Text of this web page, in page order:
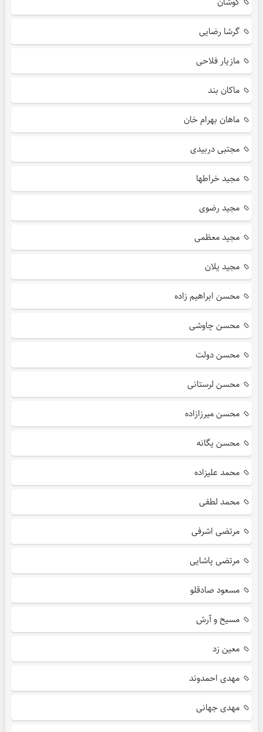
گرشا رضایی
مازیار فلاحی
ماکان بند
ماهان بهرام خان
مجتبی دربیدی
مجید خراطها
مجید رضوی
مجید معظمی
مجید یلان
محسن ابراهیم زاده
محسن چاوشی
محسن دولت
محسن لرستانی
محسن میرزازاده
محسن یگانه
محمد علیزاده
محمد لطفی
مرتضی اشرفی
مرتضی پاشایی
مسعود صادقلو
مسیح و آرش
معین زد
مهدی احمدوند
مهدی جهانی